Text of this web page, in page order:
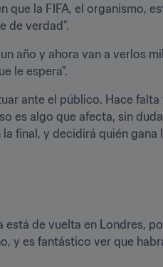
la FIFA, el organismo,
de verdad”.
año y ahora van a verlos
le espera”.
ante el público. Hace
es algo que afecta, sin
final, y decidirá quién gana
de vuelta en Londres,
y es fantástico ver que